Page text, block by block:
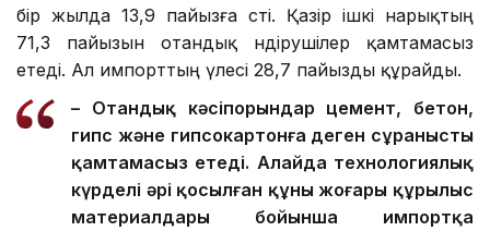
бір жылда 13,9 пайызға өсті. Қазір ішкі нарықтың
71,3 пайызын отандық өндірушілер қамтамасыз
етеді. Ал импорттың үлесі 28,7 пайызды құрайды.
– Отандық кәсіпорындар цемент, бетон,
гипс және гипсокартонға деген сұранысты
қамтамасыз етеді. Алайда технологиялық
күрделі әрі қосылған құны жоғары құрылыс
материалдары бойынша импортқа